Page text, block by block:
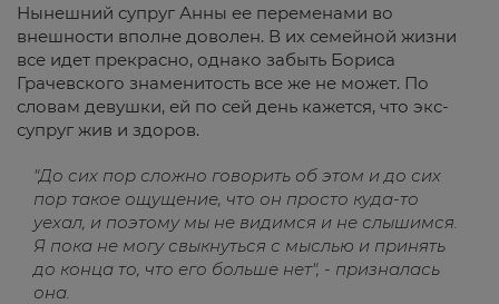
Нынешний супруг Анны ее переменами во
внешности вполне доволен. В их семейной жизни
все идет прекрасно, однако забыть Бориса
Грачевского знаменитость все же не может. По
словам девушки, ей по сей день кажется, что экс-
супруг жив и здоров.
"До сих пор сложно говорить об этом и до сих
пор такое ощущение, что он просто куда-то
уехал, и поэтому мы не видимся и не слышимся.
Я пока не могу свыкнуться с мыслью и принять
до конца то, что его больше нет", - призналась
она.